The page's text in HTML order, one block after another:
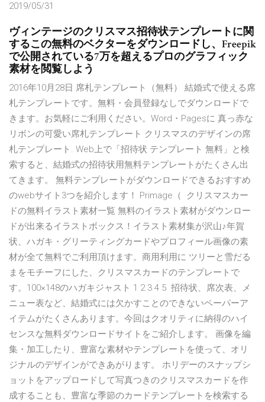
2019/05/31
ヴィンテージのクリスマス招待状テンプレートに関
するこの無料のベクターをダウンロードし、Freepik
で公開されている7万を超えるプロのグラフィック
素材を閲覧しよう
2016年10月28日 席札テンプレート（無料） 結婚式で使える席
札テンプレートです。無料・会員登録なしでダウンロードで
きます。お気軽にご利用ください。Word・Pagesに 真っ赤な
リボンの可愛い席札テンプレート クリスマスのデザインの席
札テンプレート. Web上で「招待状 テンプレート 無料」と検
索すると、結婚式の招待状用無料テンプレートがたくさん出
てきます。 無料テンプレートがダウンロードできるおすすめ
のwebサイト3つを紹介します！ Primage（ クリスマスカー
ドの無料イラスト素材一覧 無料のイラスト素材がダウンロー
ドが出来るイラストボックス！イラスト素材集が沢山♪年賀
状、ハガキ・グリーティングカードやプロフィール画像の素
材が全て無料でご利用頂けます。商用利用に ツリーと雪だる
まをモチーフにした、クリスマスカードのテンプレートで
す。100×148のハガキジャスト 1 2 3 4 5 招待状、席次表、メ
ニュー表など、結婚式には欠かすことのできないペーパーア
イテムがたくさんあります。今回はクオリティに納得のハイ
センスな無料ダウンロードサイトをご紹介します。 画像を編
集・加工したり、豊富な素材やテンプレートを使って、オリ
ジナルのデザインができあがります。 ホリデーのスナップシ
ョットをアップロードして写真つきのクリスマスカードを作
成することも、豊富な季節のカードテンプレートを検索する